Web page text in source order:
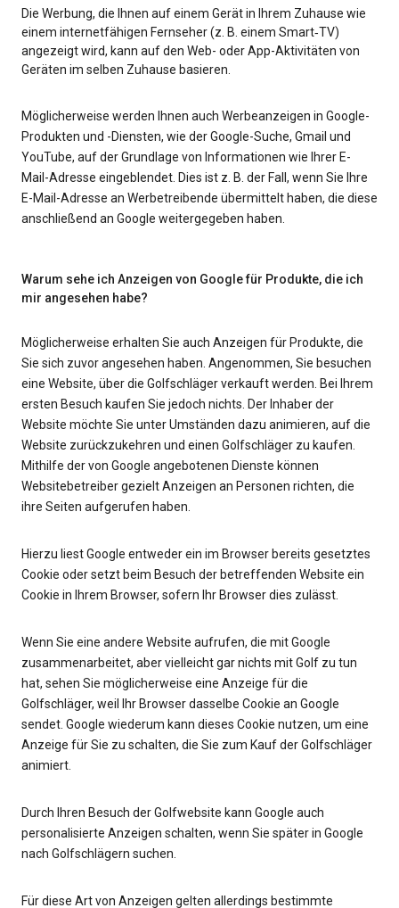
Die Werbung, die Ihnen auf einem Gerät in Ihrem Zuhause wie
einem internetfähigen Fernseher (z. B. einem Smart‑TV)
angezeigt wird, kann auf den Web- oder App-Aktivitäten von
Geräten im selben Zuhause basieren.
Möglicherweise werden Ihnen auch Werbeanzeigen in Google-
Produkten und -Diensten, wie der Google-Suche, Gmail und
YouTube, auf der Grundlage von Informationen wie Ihrer E-
Mail-Adresse eingeblendet. Dies ist z. B. der Fall, wenn Sie Ihre
E-Mail-Adresse an Werbetreibende übermittelt haben, die diese
anschließend an Google weitergegeben haben.
Warum sehe ich Anzeigen von Google für Produkte, die ich
mir angesehen habe?
Möglicherweise erhalten Sie auch Anzeigen für Produkte, die
Sie sich zuvor angesehen haben. Angenommen, Sie besuchen
eine Website, über die Golfschläger verkauft werden. Bei Ihrem
ersten Besuch kaufen Sie jedoch nichts. Der Inhaber der
Website möchte Sie unter Umständen dazu animieren, auf die
Website zurückzukehren und einen Golfschläger zu kaufen.
Mithilfe der von Google angebotenen Dienste können
Websitebetreiber gezielt Anzeigen an Personen richten, die
ihre Seiten aufgerufen haben.
Hierzu liest Google entweder ein im Browser bereits gesetztes
Cookie oder setzt beim Besuch der betreffenden Website ein
Cookie in Ihrem Browser, sofern Ihr Browser dies zulässt.
Wenn Sie eine andere Website aufrufen, die mit Google
zusammenarbeitet, aber vielleicht gar nichts mit Golf zu tun
hat, sehen Sie möglicherweise eine Anzeige für die
Golfschläger, weil Ihr Browser dasselbe Cookie an Google
sendet. Google wiederum kann dieses Cookie nutzen, um eine
Anzeige für Sie zu schalten, die Sie zum Kauf der Golfschläger
animiert.
Durch Ihren Besuch der Golfwebsite kann Google auch
personalisierte Anzeigen schalten, wenn Sie später in Google
nach Golfschlägern suchen.
Für diese Art von Anzeigen gelten allerdings bestimmte